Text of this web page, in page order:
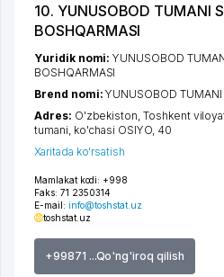
10. YUNUSOBOD TUMANI
BOSHQARMASI
Mamlakat kodi: +998
Faks: 71 2350314
E-mail: info@toshstat.uz
toshstat.uz
+99871 ...Qo'ng'iroq qilish
Yuridik nomi:YUNUSOBOD
BOSHQARMASI
Brend nomi:YUNUSOBOD TUMANI
Adres: O'zbekiston,Toshkent
tumani ko'chasi OSIYO, 40
Xaritada ko'rsatish